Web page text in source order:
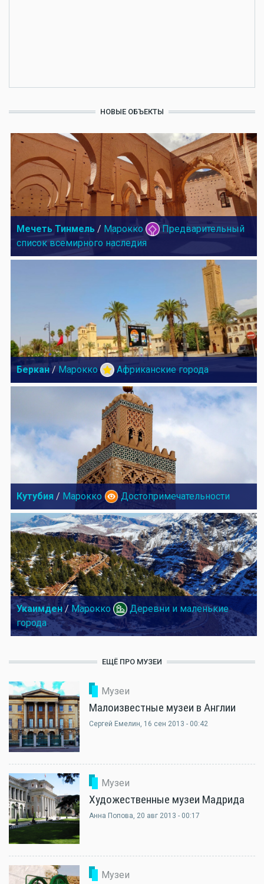
НОВЫЕ ОБЪЕКТЫ
Мечеть Тинмель / Марокко
Предварительный
список всемирного наследия
Беркан / Марокко Африканские города
Кутубия / Марокко Достопримечательности
Укаимден/ Марокко
Деревни и маленькие
города
ЕЩЁ ПРО МУЗЕИ
Музеи
Малоизвестные музеи в Англии
Сергей Емелин, 16 сен 2013 - 00:42
Музеи
Художественные музеи Мадрида
Анна Попова, 20 авг 2013 - 00:17
Музеи